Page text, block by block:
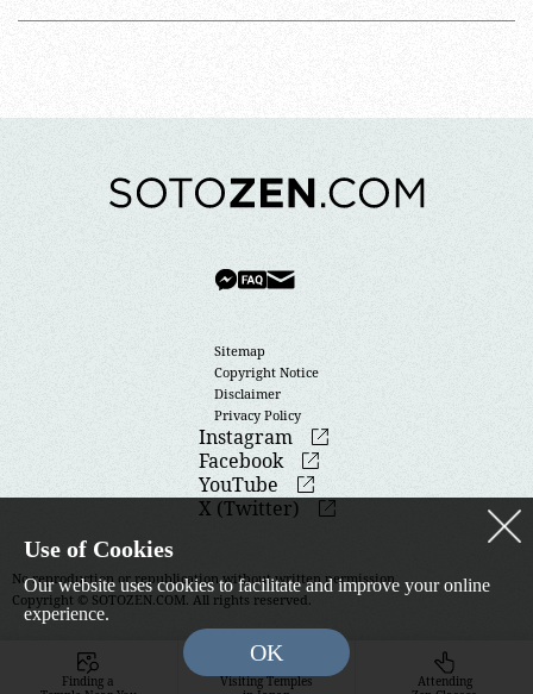
Use of Cookies
Our website uses cookies to facilitate and improve your online
experience.
OK
Finding a
Visiting Temples
Attending
Sitemap
Copyright Notice
Disclaimer
Privacy Policy
Instagram
Facebook
YouTube
X (Twitter)
No reproduction or republication without written permission.
Copyright © SOTOZEN.COM. All rights reserved.